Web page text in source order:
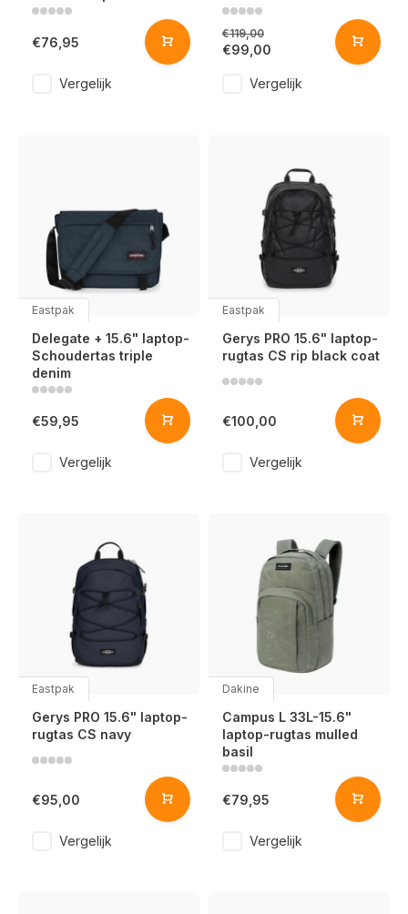
€76,95
Vergelijk
€119,00
€99,00
Vergelijk
Eastpak
Delegate + 15.6" laptop-
Schoudertas triple
denim
€59,95
Vergelijk
Eastpak
Gerys PRO 15.6" laptop-
rugtas CS rip black coat
€100,00
Vergelijk
Eastpak
Gerys PRO 15.6" laptop-
rugtas CS navy
€95,00
Vergelijk
Dakine
Campus L 33L-15.6"
laptop-rugtas mulled
basil
€79,95
Vergelijk